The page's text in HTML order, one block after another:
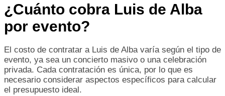
¿Cuánto cobra Luis de Alba
por evento?
El costo de contratar a Luis de Alba varía según el tipo de
evento, ya sea un concierto masivo o una celebración
privada. Cada contratación es única, por lo que es
necesario considerar aspectos específicos para calcular
el presupuesto ideal.